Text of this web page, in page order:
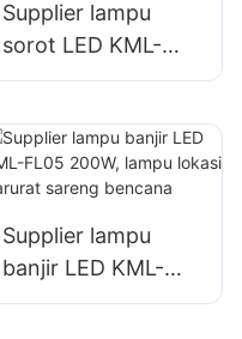
Supplier lampu
sorot LED KML-
FL05 100W pikeun
sareng lampu lokasi
konstruksi
Supplier lampu
banjir LED KML-
FL05 200W, lampu